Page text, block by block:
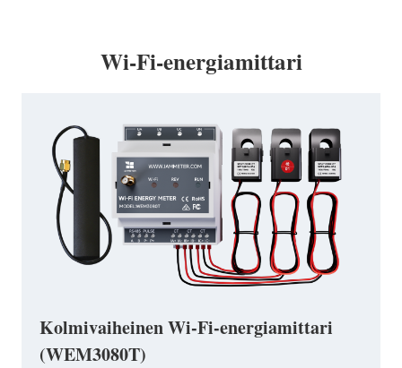
Wi-Fi-energiamittari
Kolmivaiheinen Wi-Fi-energiamittari
(WEM3080T)